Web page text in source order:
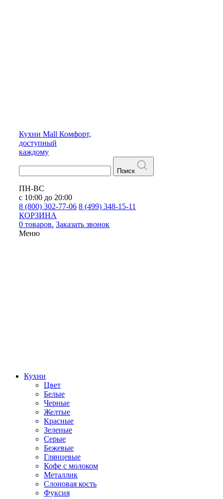
Кухни Mall Комфорт,
доступный
каждому
Поиск
ПН-ВС
с 10:00 до 20:00
8 (800) 302-77-06 8 (499) 348-15-11
КОРЗИНА
0 товаров. Заказать звонок
Меню
Кухни
Цвет
Белые
Черные
Желтые
Красные
Зеленые
Серые
Бежевые
Глянцевые
Кофе с молоком
Металлик
Слоновая кость
Фуксия